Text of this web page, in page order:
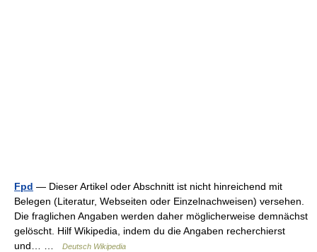
Fpd — Dieser Artikel oder Abschnitt ist nicht hinreichend mit
Belegen (Literatur, Webseiten oder Einzelnachweisen) versehen.
Die fraglichen Angaben werden daher möglicherweise demnächst
gelöscht. Hilf Wikipedia, indem du die Angaben recherchierst
und… …
Deutsch Wikipedia